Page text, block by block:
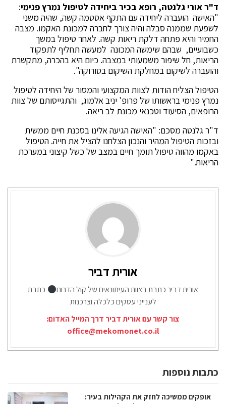
ד"ר אורי גלנטה, רופא בכיר ביחידה לטיפול נמרץ פנימי:
"האישה הועברה ליחידה עם התקף אסטמה קשה, שהיה משני
לשפעת שממנה סבלה והיה צורך לחברה למכונת האקמו. מצבה
החמיר והיא פתחה דלקת ריאות קשה. לאחר טיפול במשך
כשבועיים, שבהם שימשה המכונה למעשה תחליף לתפקוד
הריאות, חל שיפור משמעותי במצבה. כיום היא בהכרה, מתקשרת
והועברה לשיקום במחלקת השיקום בסורוקה".
הטיפול הצליח הודות לצוות המקצועי והמסור של היחידה לטיפול
נמרץ פנימי בראשותו של פרופ' יניב אלמוג, והתגייסותם של צוות
הרופאים, הסיעוד וטכנאי מכונת לב ריאה.
ד"ר גלנטה מסכם: "האישה הגיעה אלינו בסכנת חיים ממשית
ובזכות הטיפול המהיר והנכון הצלחנו להציל את חייה. הטיפול
באקמו מהווה טיפול תומך חיים במצב של כשל קיצוני במערכת
הריאות."
אורית דביר
אורית דביר כתבת בצוות העיתונאים של קול הדרום
כתבת
לענייני עסקים כלכלה וצרכנות
צור קשר עם אורית דביר דרך המייל האדום:
office@mekomonet.co.il
כתבות נוספות
אופקים ממשיכה לחזק את הקהילות בעיר: